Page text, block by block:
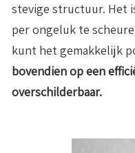
stevige structuur. Het
per ongeluk te
kunt het gemakkelijk
bovendien op een
overschilderbaar.